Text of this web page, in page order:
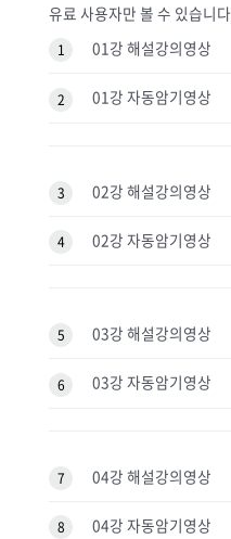
유료 사용자만 볼 수 있습니다.
1 01강 해설강의영상
2 01강 자동암기영상
3 02강 해설강의영상
4 02강 자동암기영상
5 03강 해설강의영상
6 03강 자동암기영상
7 04강 해설강의영상
8 04강 자동암기영상